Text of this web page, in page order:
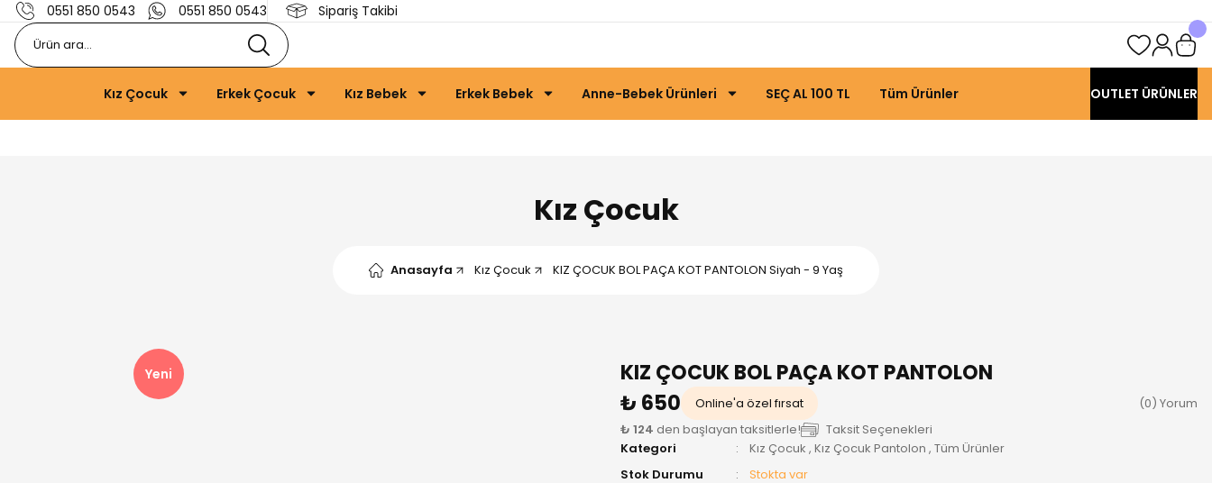
0551 850 0543 0551 850 0543 Sipariş Takibi
Kız Çocuk Erkek Çocuk Kız Bebek Erkek Bebek Anne-Bebek Ürünleri SEÇ AL 100 TL Tüm Ürünler OUTLET ÜRÜNLER
Kız Çocuk
Anasayfa Kız Çocuk KIZ ÇOCUK BOL PAÇA KOT PANTOLON Siyah - 9 Yaş
Yeni
KIZ ÇOCUK BOL PAÇA KOT PANTOLON
₺ 650
Online'a özel fırsat
(0) Yorum
₺ 124 den başlayan taksitlerle!
Taksit Seçenekleri
Kategori
Kız Çocuk , Kız Çocuk Pantolon , Tüm Ürünler
Stok Durumu
Stokta var